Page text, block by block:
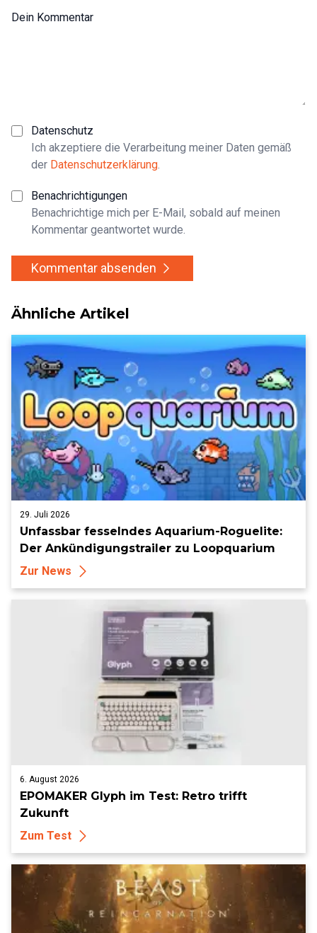
Dein Kommentar
Datenschutz
Ich akzeptiere die Verarbeitung meiner Daten gemäß
der Datenschutzerklärung.
Benachrichtigungen
Benachrichtige mich per E-Mail, sobald auf meinen
Kommentar geantwortet wurde.
Kommentar absenden
Ähnliche Artikel
29. Juli 2026
Unfassbar fesselndes Aquarium-Roguelite:
Der Ankündigungstrailer zu Loopquarium
Zur News
6. August 2026
EPOMAKER Glyph im Test: Retro trifft
Zukunft
Zum Test